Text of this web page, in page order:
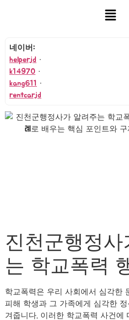
네이버:
helperjd ·
k14970 ·
kang611 ·
rentcarjd
진천군행정사
는 학교폭력
학교폭력은 우리 사회에서 심각한
피해 학생과 그 가족에게 심각한
겨줍니다. 이러한 학교폭력 사건에